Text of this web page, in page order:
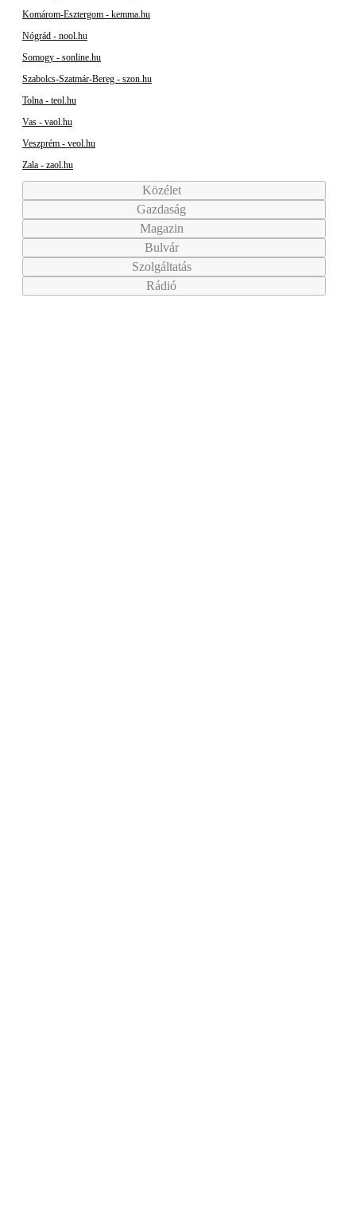
Komárom-Esztergom - kemma.hu
Nógrád - nool.hu
Somogy - sonline.hu
Szabolcs-Szatmár-Bereg - szon.hu
Tolna - teol.hu
Vas - vaol.hu
Veszprém - veol.hu
Zala - zaol.hu
Közélet
Gazdaság
Magazin
Bulvár
Szolgáltatás
Rádió